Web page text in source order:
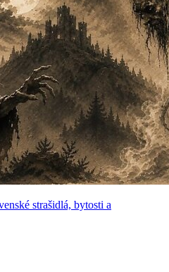
strašidlá, bytosti a